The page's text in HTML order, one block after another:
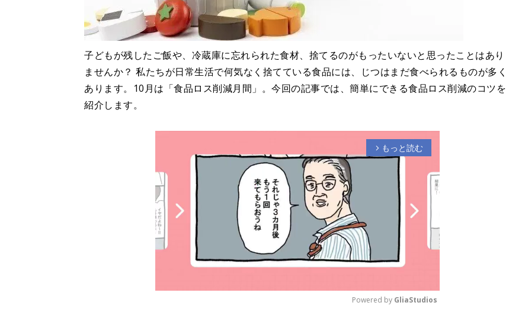
子どもが残したご飯や、冷蔵庫に忘れられた食材、捨てるのがもったいないと思ったことはあり
ませんか？ 私たちが日常生活で何気なく捨てている食品には、じつはまだ食べられるものが多く
あります。10月は「食品ロス削減月間」。今回の記事では、簡単にできる食品ロス削減のコツを
紹介します。
arrow_forward_ios もっと読む
Powered by GliaStudios